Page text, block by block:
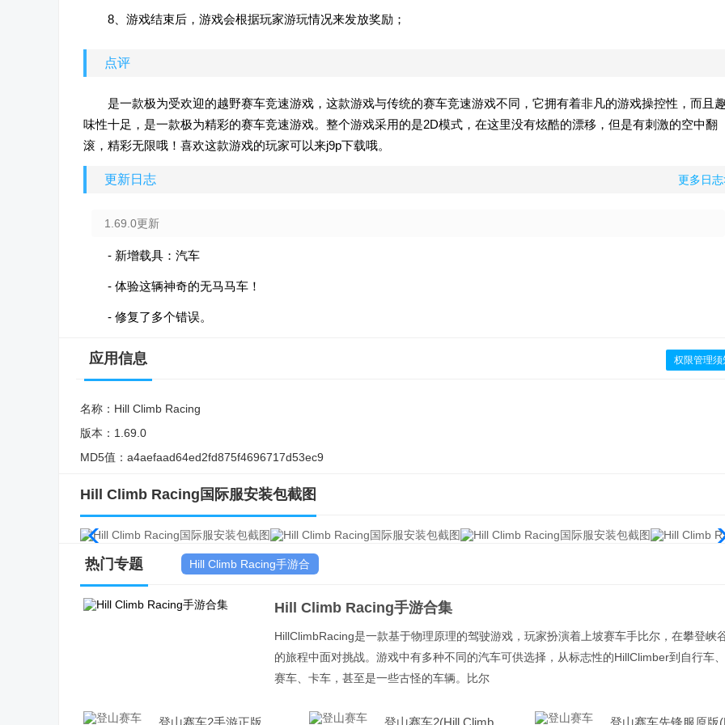
8、游戏结束后，游戏会根据玩家游玩情况来发放奖励；
点评
是一款极为受欢迎的越野赛车竞速游戏，这款游戏与传统的赛车竞速游戏不同，它拥有着非凡的游戏操控性，而且趣
味性十足，是一款极为精彩的赛车竞速游戏。整个游戏采用的是2D模式，在这里没有炫酷的漂移，但是有刺激的空中翻
滚，精彩无限哦！喜欢这款游戏的玩家可以来j9p下载哦。
更新日志 更多日
1.69.0更新
- 新增载具：汽车
- 体验这辆神奇的无马马车！
- 修复了多个错误。
应用信息 权限管理须
名称： Hill Climb Racing
版本： 1.69.0
MD5值： a4aefaad64ed2fd875f4696717d53ec9
Hill Climb Racing国际服安装包截图
热门专题
Hill Climb Racing手游合
Hill Climb Racing手游合集
HillClimbRacing是一款基于物理原理的驾驶游戏，玩家扮演着上坡赛车手比尔，在攀登峡
的旅程中面对挑战。游戏中有多种不同的汽车可供选择，从标志性的HillClimber到自行车、
赛车、卡车，甚至是一些古怪的车辆。比尔